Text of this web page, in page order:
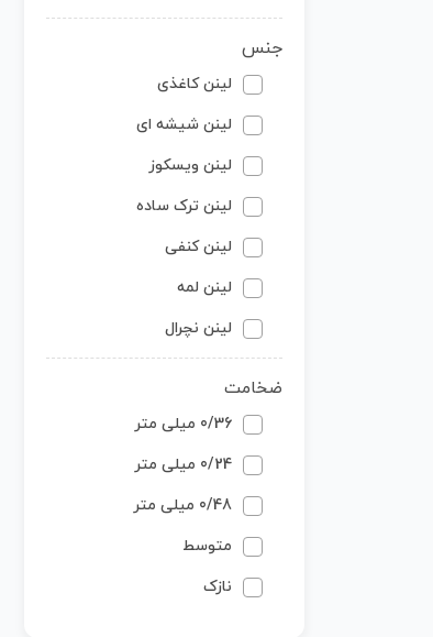
جنس
لینن کاغذی
لینن شیشه ای
لینن ویسکوز
لینن ترک ساده
لینن کنفی
لینن لمه
لینن نچرال
ضخامت
0/36 میلی متر
0/24 میلی متر
0/48 میلی متر
متوسط
نازک